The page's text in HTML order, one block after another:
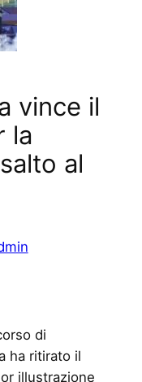
vince il
la
al
di
ha ritirato il
illustrazione